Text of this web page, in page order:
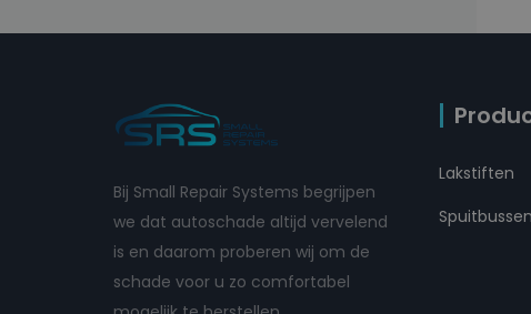
Bij Small Repair Systems begrijpen
we dat autoschade altijd vervelend
is en daarom proberen wij om de
schade voor u zo comfortabel
Lakstiften
Spuitbussen